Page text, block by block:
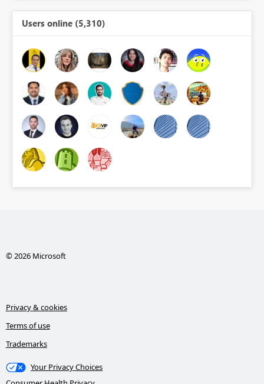
Users online (5,310)
© 2026 Microsoft
Privacy & cookies
Terms of use
Trademarks
Your Privacy Choices